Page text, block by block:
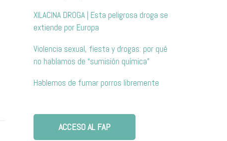
XILACINA DROGA | Esta peligrosa droga se
extiende por Europa
Violencia sexual, fiesta y drogas: por qué
no hablamos de “sumisión química”
Hablemos de fumar porros libremente
ACCESO AL FAP